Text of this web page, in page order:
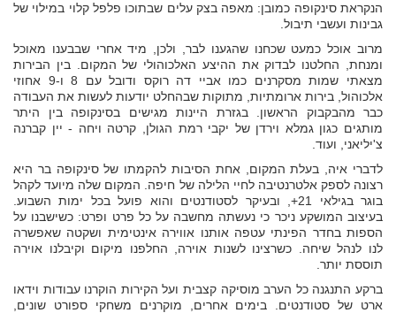
הנקראת סינקופה כמובן: מאפה בצק עלים שבתוכו פלפל קלוי במילוי של
גבינות ועשבי תיבול.
מרוב אוכל כמעט שכחנו שהגענו לבר, ולכן, מיד אחרי שבבענו מאוכל
ומנחת, החלטנו לבדוק את ההיצע האלכוהולי של המקום. בין הבירות
מצאתי שמות מסקרנים כמו אביי דה רוקס ודובל עם 8 ו-9 אחוזי
אלכוהול, בירות ארומתיות, מתוקות שבהחלט יודעות לעשות את העבודה
כבר מהבקבוק הראשון. בגזרת היינות מגישים בסינקופה בין היתר
מותגים כגון גמלא וירדן של יקבי רמת הגולן, קרטה ויחה - יין קברנה
צ'יליאני, ועוד.
לדברי איה, בעלת המקום, אחת הסיבות להקמתו של סינקופה בר היא
רצונה לספק אלטרנטיבה לחיי הלילה של חיפה. המקום שלה מיועד לקהל
בוגר בגילאי 21+, ובעיקר לסטודנטים והוא פועל בכל ימות השבוע.
בעיצוב המושקע ניכר כי נעשתה מחשבה על כל פרט ופרט: כשישבנו על
הספות בחדר הפינתי עטפה אותנו אווירה אינטימית ושקטה שאפשרה
לנו לנהל שיחה. כשרצינו לשנות אוירה, החלפנו מיקום וקיבלנו אוירה
תוססת יותר.
ברקע התנגנה כל הערב מוסיקה קצבית ועל הקירות הוקרנו עבודות וידאו
ארט של סטודנטים. בימים אחרים, מוקרנים משחקי ספורט שונים,